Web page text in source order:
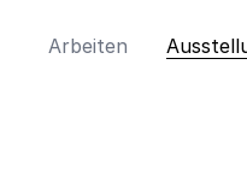
Arbeiten